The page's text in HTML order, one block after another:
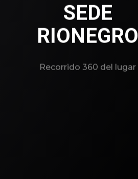
SEDE
RIONEGRO
Recorrido 360 del lugar